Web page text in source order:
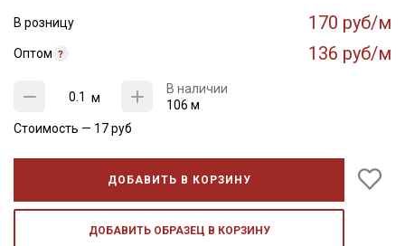
В розницу 170 руб/м
Оптом 136 руб/м
м
В наличии
106 м
Стоимость — 17руб
ДОБАВИТЬ В КОРЗИНУ
ДОБАВИТЬ ОБРАЗЕЦ В КОРЗИНУ